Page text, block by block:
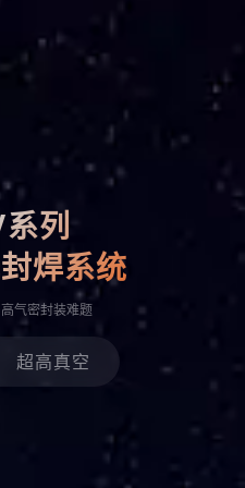
列
焊系统
气密封装难题
超高真空